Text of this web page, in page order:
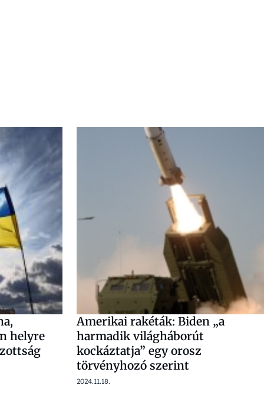
helyre
Amerikai rakéták: Biden „a
harmadik világháborút
kockáztatja” egy orosz
törvényhozó szerint
2024.11.18.